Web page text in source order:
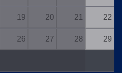
19 20 21 22
26 27 28 29